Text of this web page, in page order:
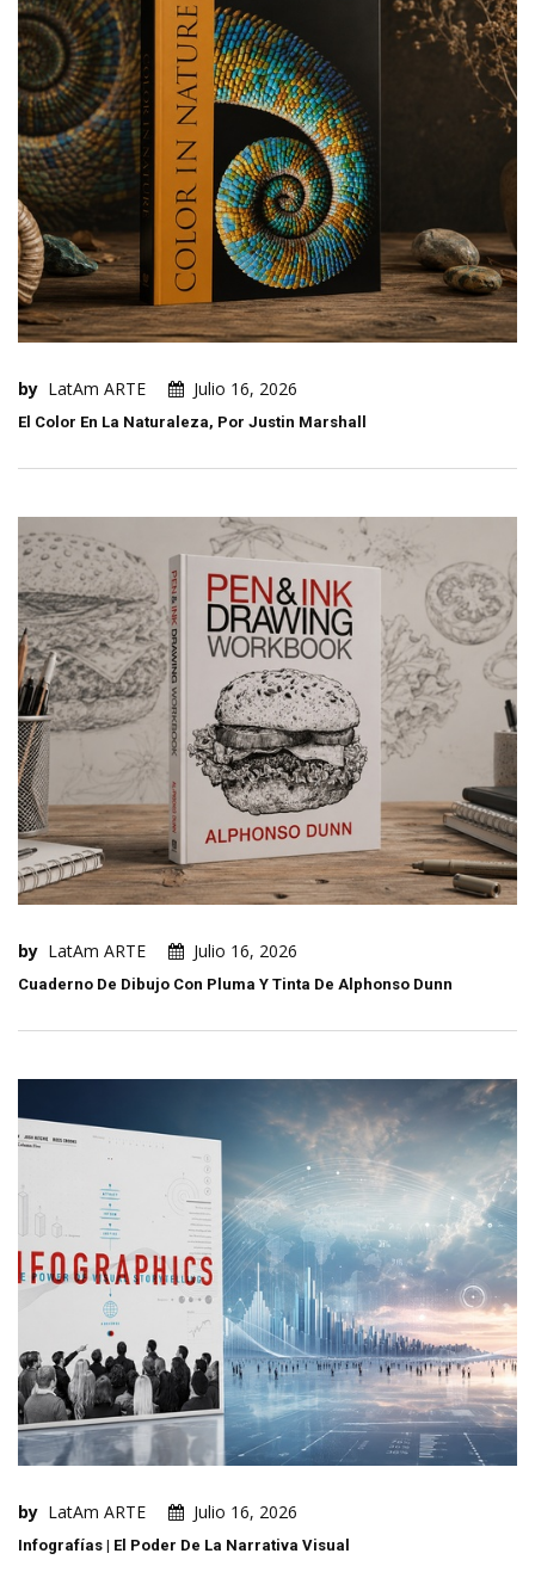
by LatAm ARTE Julio 16, 2026
El Color En La Naturaleza, Por Justin Marshall
by LatAm ARTE Julio 16, 2026
Cuaderno De Dibujo Con Pluma Y Tinta De Alphonso Dunn
by LatAm ARTE Julio 16, 2026
Infografías | El Poder De La Narrativa Visual